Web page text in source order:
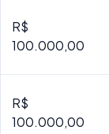
R$
100.000,00
R$
100.000,00